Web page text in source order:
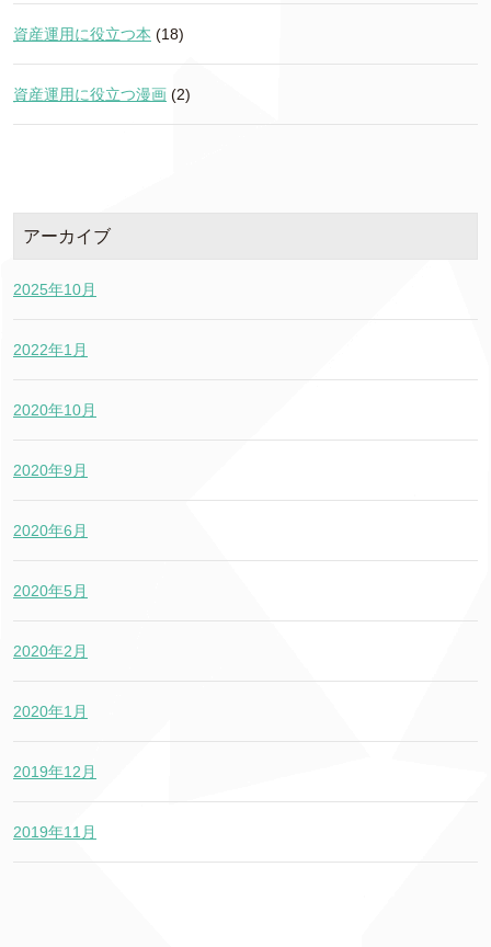
資産運用に役立つ本 (18)
資産運用に役立つ漫画 (2)
アーカイブ
2025年10月
2022年1月
2020年10月
2020年9月
2020年6月
2020年5月
2020年2月
2020年1月
2019年12月
2019年11月